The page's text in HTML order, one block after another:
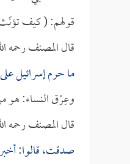
قولهم: ( كيف
قال المصنف رحمه
ما حرم إسرائيل
وعِرْق النساء: هو
قال المصنف رحمه
صدقت، قالوا: